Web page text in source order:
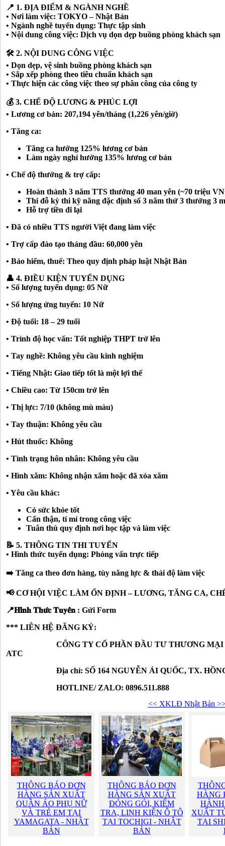
📍 1. ĐỊA ĐIỂM & NGÀNH NGHỀ
• Nơi làm việc: TOKYO – Nhật Bản
• Ngành nghề tuyển dụng: Thực tập sinh
• Nội dung công việc: Dịch vụ dọn dẹp buồng phòng khách sạn
🛠️ 2. NỘI DUNG CÔNG VIỆC
• Dọn dẹp, vệ sinh buồng phòng khách sạn
• Sắp xếp phòng theo tiêu chuẩn khách sạn
• Thực hiện các công việc theo sự phân công của công ty
💰 3. CHẾ ĐỘ LƯƠNG & PHÚC LỢI
• Lương cơ bản: 207,194 yên/tháng (1,226 yên/giờ)
• Tăng ca:
Tăng ca hưởng 125% lương cơ bản
Làm ngày nghỉ hưởng 135% lương cơ bản
• Chế độ thưởng & trợ cấp:
Hoàn thành 3 năm TTS thưởng 40 man yên (~70 triệu
Thi đỗ kỳ thi kỹ năng đặc định số 3 năm thứ 3 thưởng 3
Hỗ trợ tiền đi lại
• Đã có nhiều TTS người Việt đang làm việc
• Trợ cấp đào tạo tháng đầu: 60,000 yên
• Bảo hiểm, thuế: Theo quy định pháp luật Nhật Bản
👤 4. ĐIỀU KIỆN TUYỂN DỤNG
• Số lượng tuyển dụng: 05 Nữ
• Số lượng ứng tuyển: 10 Nữ
• Độ tuổi: 18 – 29 tuổi
• Trình độ học vấn: Tốt nghiệp THPT trở lên
• Tay nghề: Không yêu cầu kinh nghiệm
• Tiếng Nhật: Giao tiếp tốt là một lợi thế
• Chiều cao: Từ 150cm trở lên
• Thị lực: 7/10 (không mù màu)
• Tay thuận: Không yêu cầu
• Hút thuốc: Không
• Tình trạng hôn nhân: Không yêu cầu
• Hình xăm: Không nhận xăm hoặc đã xóa xăm
• Yêu cầu khác:
Có sức khỏe tốt
Cẩn thận, tỉ mỉ trong công việc
Tuân thủ quy định nơi học tập và làm việc
📝 5. THÔNG TIN THI TUYỂN
• Hình thức tuyển dụng: Phỏng vấn trực tiếp
➡️ Tăng ca theo đơn hàng, tùy năng lực & thái độ làm việc
📢 CƠ HỘI VIỆC LÀM ỔN ĐỊNH – LƯƠNG, TĂNG CA,
📍𝐇𝐢̀𝐧𝐡 𝐓𝐡𝐮̛́𝐜 𝐓𝐮𝐲𝐞̂̉𝐧 : Gửi Form
*** LIÊN HỆ ĐĂNG KÝ:
CÔNG TY CỔ PHẦN ĐẦU TƯ THƯƠNG MẠI VÀ
ATC
Địa chỉ: SỐ 164 NGUYỄN ÁI QUỐC, TX. HỒNG
HOTLINE/ ZALO: 0896.511.888
<< XKLĐ Nhật Bản
THÔNG BÁO ĐƠN
HÀNG SẢN XUẤT
QUẦN ÁO PHỤ NỮ
VÀ TRẺ EM TẠI
YAMAGATA - NHẬT
BẢN
THÔNG BÁO ĐƠN
HÀNG SẢN XUẤT
ĐÓNG GÓI, KIỂM
TRA, LINH KIỆN Ô TÔ
TẠI TOCHIGI - NHẬT
BẢN
HÀNG
XUẤT
TẠI